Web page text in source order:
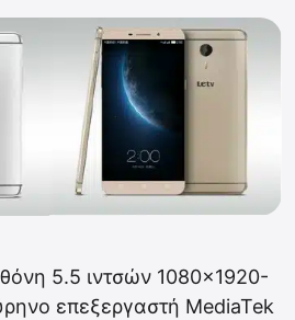
5.5 ιντσών 1080×1920-
επεξεργαστή MediaTek